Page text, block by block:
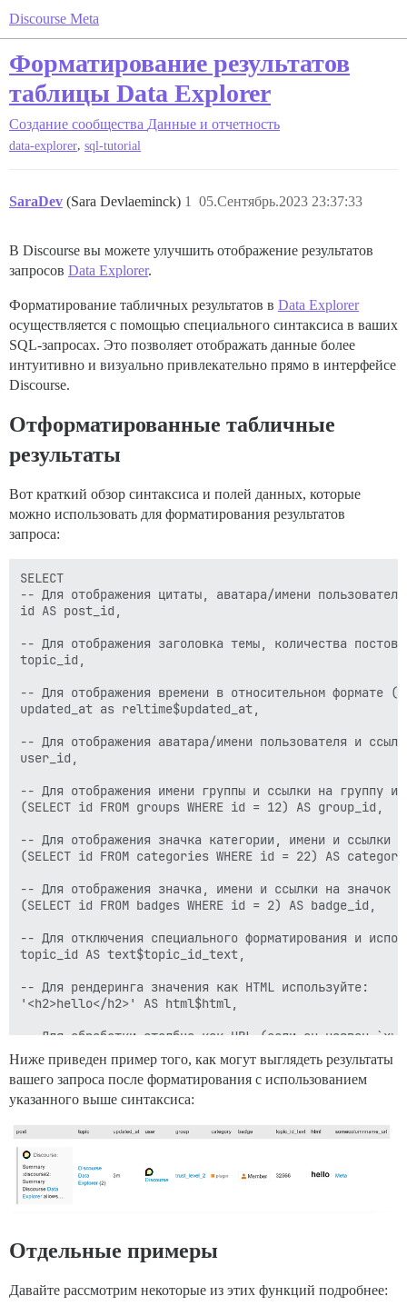
Discourse Meta
Форматирование результатов
таблицы Data Explorer
Создание сообщества Данные и отчетность
data-explorer, sql-tutorial
SaraDev (Sara Devlaeminck) 05.Сентябрь.2023 23:37:33
1
В Discourse вы можете улучшить отображение результатов
запросов Data Explorer.
Форматирование табличных результатов в Data Explorer
осуществляется с помощью специального синтаксиса в ваших
SQL-запросах. Это позволяет отображать данные более
интуитивно и визуально привлекательно прямо в интерфейсе
Discourse.
Отформатированные табличные
результаты
Вот краткий обзор синтаксиса и полей данных, которые
можно использовать для форматирования результатов
запроса:
SELECT
-- Для отображения цитаты, аватара/имени
id AS post_id,
-- Для отображения заголовка темы, количества
topic_id,
-- Для отображения времени в относительном формате
updated_at as reltime$updated_at,
-- Для отображения аватара/имени пользователя и
user_id,
-- Для отображения имени группы и ссылки на группу
(SELECT id FROM groups WHERE id = 12) AS group_id,
-- Для отображения значка категории, имени и ссылки
(SELECT id FROM categories WHERE id = 22) AS
-- Для отображения значка, имени и ссылки на значок
(SELECT id FROM badges WHERE id = 2) AS badge_id,
-- Для отключения специального форматирования и
topic_id AS text$topic_id_text,
-- Для рендеринга значения как HTML используйте:
'<h2>hello</h2>' AS html$html,
-- Для обработки столбца как URL (если он назван
FROM posts
WHERE topic_id = 32566
Ниже приведен пример того, как могут выглядеть результаты
вашего запроса после форматирования с использованием
указанного выше синтаксиса:
Отдельные примеры
Давайте рассмотрим некоторые из этих функций подробнее: